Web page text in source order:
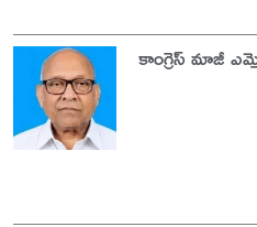
కాంగ్రెస్ మాజీ